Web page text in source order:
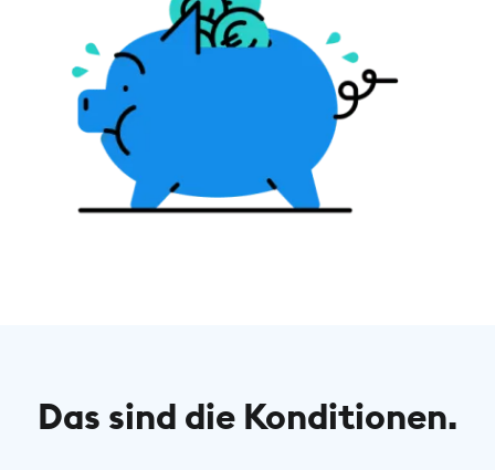
Das sind die Konditionen.